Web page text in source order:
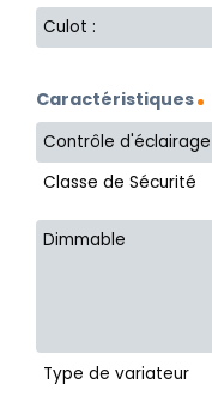
Culot :
Caractéristiques
Contrôle d'éclairage
Classe de Sécurité
Dimmable
Type de variateur